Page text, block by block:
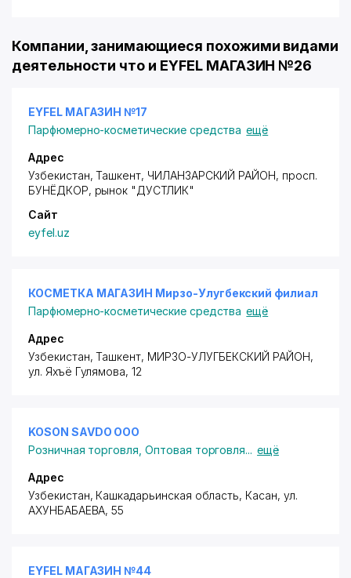
Компании, занимающиеся похожими видами
деятельности что и EYFEL МАГАЗИН №26
EYFEL МАГАЗИН №17
Парфюмерно-косметические средства ещё
Адрес
Узбекистан, Ташкент, ЧИЛАНЗАРСКИЙ РАЙОН, просп.
БУНЁДКОР, рынок "ДУСТЛИК"
Сайт
eyfel.uz
КОСМЕТКА МАГАЗИН Мирзо-Улугбекский филиал
Парфюмерно-косметические средства ещё
Адрес
Узбекистан, Ташкент, МИРЗО-УЛУГБЕКСКИЙ РАЙОН,
ул. Яхъё Гулямова, 12
KOSON SAVDO ООО
Розничная торговля ,Оптовая торговля... ещё
Адрес
Узбекистан, Кашкадарьинская область, Касан, ул.
АХУНБАБАЕВА, 55
EYFEL МАГАЗИН №44